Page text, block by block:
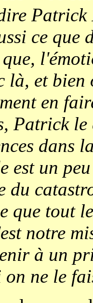
ce
là, et
en
Patrick
dans
est un
du
que tout
notre
à un
on ne le